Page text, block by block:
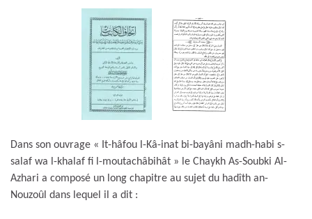
Dans son ouvrage « It-hâfou l-Kâ-inat bi-bayâni madh-habi s-
salaf wa l-khalaf fi l-moutachâbihât » le Chaykh As-Soubki Al-
Azhari a composé un long chapitre au sujet du hadîth an-
Nouzoûl dans lequel il a dit :